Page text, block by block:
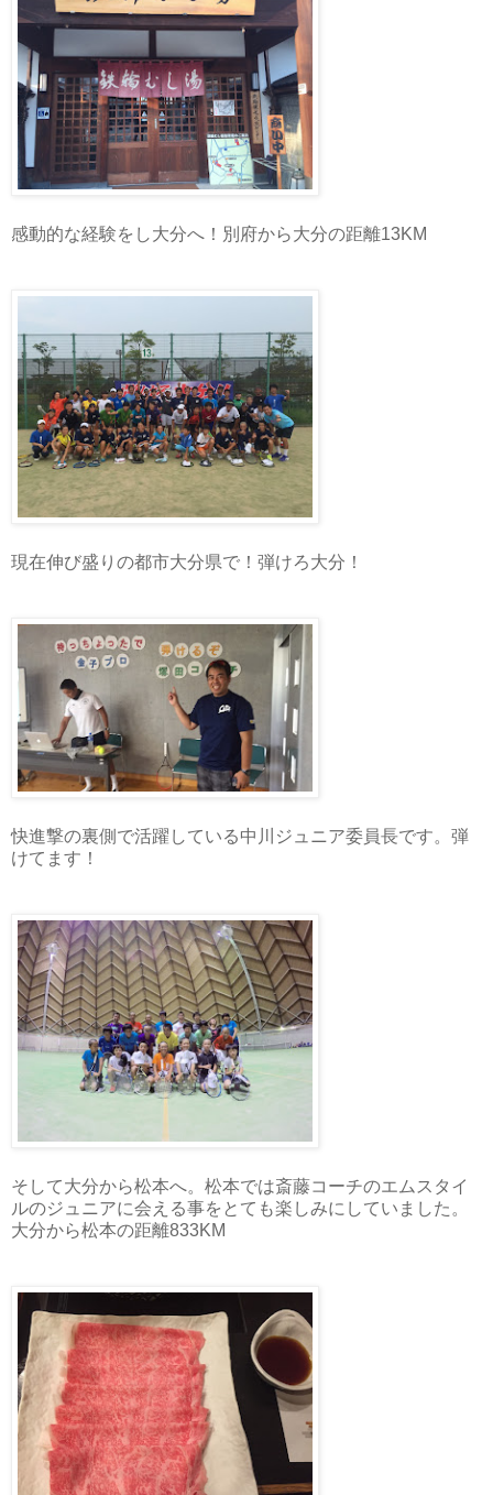
感動的な経験をし大分へ！別府から大分の距離13KM
現在伸び盛りの都市大分県で！弾けろ大分！
快進撃の裏側で活躍している中川ジュニア委員長です。弾
けてます！
そして大分から松本へ。松本では斎藤コーチのエムスタイ
ルのジュニアに会える事をとても楽しみにしていました。
大分から松本の距離833KM